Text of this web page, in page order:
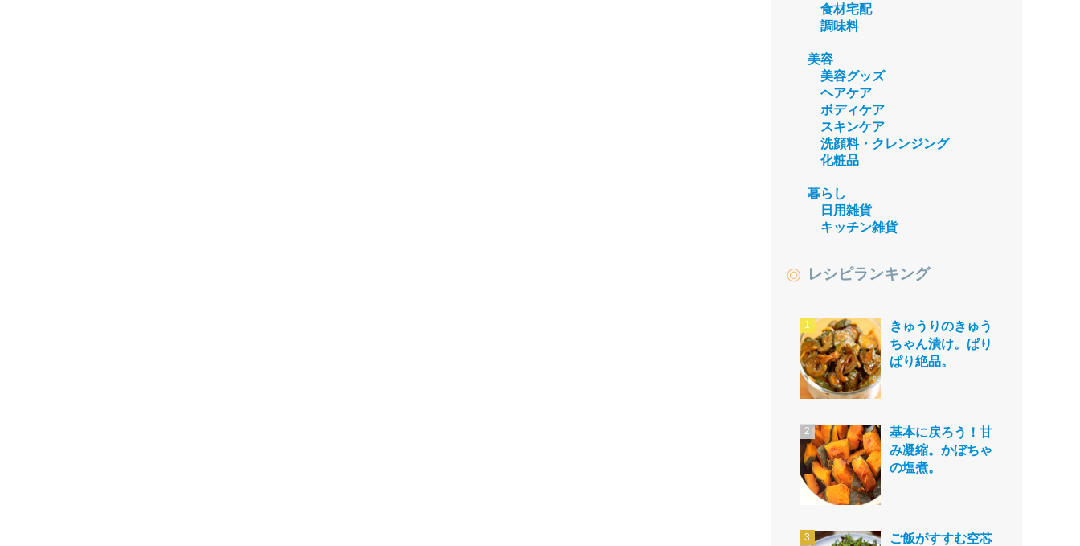
食材宅配
調味料
美容
美容グッズ
ヘアケア
ボディケア
スキンケア
洗顔料・クレンジング
化粧品
暮らし
日用雑貨
キッチン雑貨
レシピランキング
きゅうりのきゅう
ちゃん漬け。ぱり
ぱり絶品。
基本に戻ろう！甘
み凝縮。かぼちゃ
の塩煮。
ご飯がすすむ空芯